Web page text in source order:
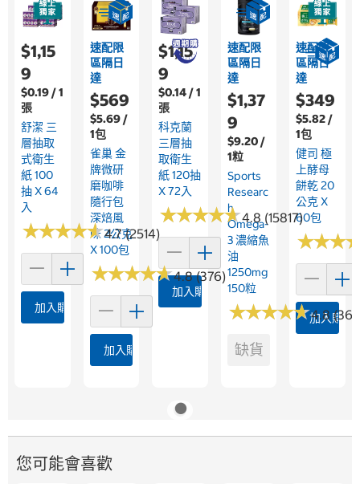
$1,15
9
$0.19 / 1
張
舒潔 三
層抽取
式衛生
紙 100
抽 X 64
入
★★★★★
★★★★★4.7 (2514)
加入購物車
速配限
區隔日
達
$569
$5.69 /
1包
雀巢 金
牌微研
磨咖啡
隨行包
深焙風
味 2公克
X 100包
★★★★★
★★★★★4.8 (376)
加入購物車
$1,15
9
$0.14 / 1
張
科克蘭
三層抽
取衛生
紙 120抽
X 72入
★★★★★
★★★★★4.8 (15817)
加入購物車
速配限
區隔日
達
$1,37
9
$9.20 /
1粒
Sports
Researc
H
Omega-
3 濃縮魚
油
1250mg
150粒
★★★★★
★★★★★4.8 (361)
缺貨
速配限
區隔日
達
$349
$5.82 /
1包
健司 極
上酵母
餅乾 20
公克 X
60包
★★★
★★★
加入購物
您可能會喜歡